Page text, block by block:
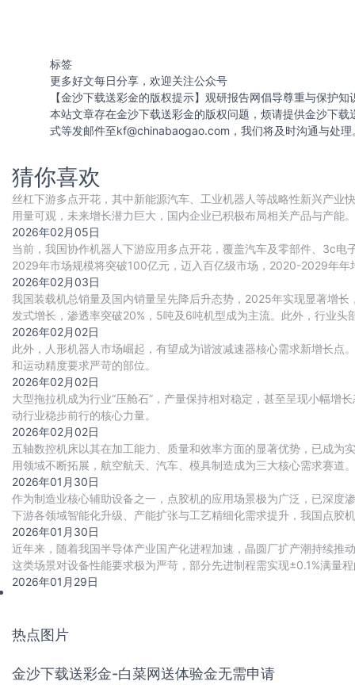
标签
更多好文每日分享，欢迎关注公众号
【金沙下载送彩金的版权提示】观研报告网倡导尊重与保护
本站文章存在金沙下载送彩金的版权问题，烦请提供金沙下
式等发邮件至kf@chinabaogao.com ，我们将及时沟通与处理
猜你喜欢
丝杠下游多点开花，其中新能源汽车、工业机器人等战略性新兴产
用量可观，未来增长潜力巨大，国内企业已积极布局相关产品与产
建设实现多重突破，推动行业国产替代进程持续加
2026年02月05日
当前，我国协作机器人下游应用多点开花，覆盖汽车及零部件、3c
2029年市场规模将突破100亿元，迈入百亿级市场，2020-2029年
2026年02月03日
我国装载机总销量及国内销量呈先降后升态势，2025年实现显著增
发式增长，渗透率突破20%，5吨及6吨机型成为主流。此外，行业
2026年02月02日
此外，人形机器人市场崛起，有望成为谐波减速器核心需求新增长
和运动精度要求严苛的部位。
2026年02月02日
大型拖拉机成为行业“压舱石”，产量保持相对稳定，甚至呈现小幅
动行业稳步前行的核心力量。
2026年02月02日
五轴数控机床以其在加工能力、质量和效率方面的显著优势，已成
用领域不断拓展，航空航天、汽车、模具制造成为三大核心需求赛
代进程加速推进，国产化率从2020年的18
2026年01月30日
作为制造业核心辅助设备之一，点胶机的应用场景极为广泛，已深度
下游各领域智能化升级、产能扩张与工艺精细化需求提升，我国点胶
2026年01月30日
近年来，随着我国半导体产业国产化进程加速，晶圆厂扩产潮持续推
这类场景对设备性能要求极为严苛，部分先进制程需实现±0.1%满量
准。
2026年01月29日
热点图片
金沙下载送彩金-白菜网送体验金无需申请